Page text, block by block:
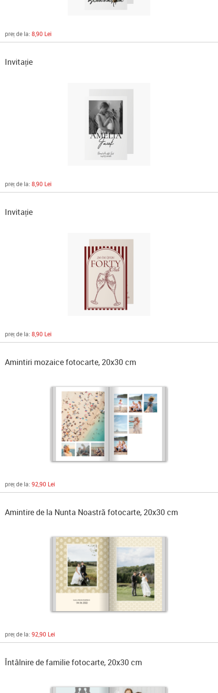
preț de la: 8,90 Lei
Invitație
preț de la: 8,90 Lei
Invitație
preț de la: 8,90 Lei
Amintiri mozaice fotocarte, 20x30 cm
preț de la: 92,90 Lei
Amintire de la Nunta Noastră fotocarte, 20x30 cm
preț de la: 92,90 Lei
Întâlnire de familie fotocarte, 20x30 cm